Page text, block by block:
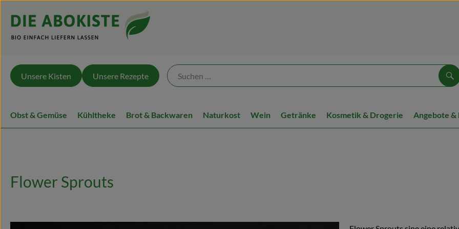
Unsere Kisten Unsere Rezepte
Obst & Gemüse Kühltheke Brot & Backwaren Naturkost Wein Getränke Kosmetik & Drogerie Angebote &
Flower Sprouts